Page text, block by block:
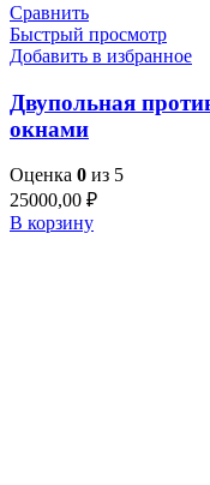
Сравнить
Быстрый просмотр
Добавить в избранное
Двупольная
окнами
Оценка 0 из 5
25000,00 ₽
В корзину